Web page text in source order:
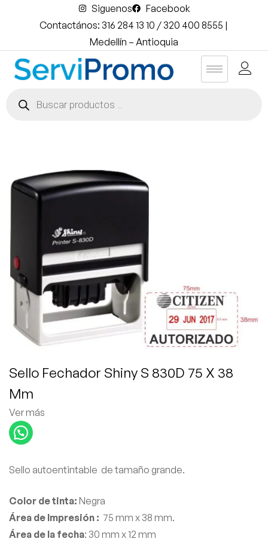
Siguenos
Facebook
Contactános: 316 284 13 10 / 320 400 8555 |
Medellín – Antioquia
Sello Fechador Shiny S 830D 75 X 38
Mm
Ver más
Sello autoentintable de tamaño grande.
Color de tinta: Negra
Área de Impresión : 75 mm x 38 mm.
Área de la fecha: 30 mm x 12 mm